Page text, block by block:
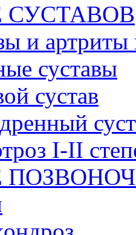
СУСТАВОВ
и артриты
суставы
сустав
I-II